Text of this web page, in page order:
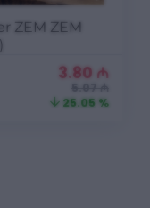
ZEM ZEM
3.80 ₼
5.07 ₼
25.05 %